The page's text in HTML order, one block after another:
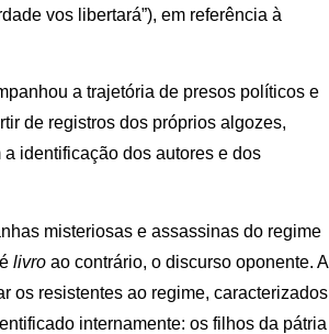
vos libertará”), em referência à
a trajetória de presos políticos e
de registros dos próprios algozes,
identificação dos autores e dos
misteriosas e assassinas do regime
é livro ao contrário, o discurso oponente. A
os resistentes ao regime, caracterizados
internamente: os filhos da pátria